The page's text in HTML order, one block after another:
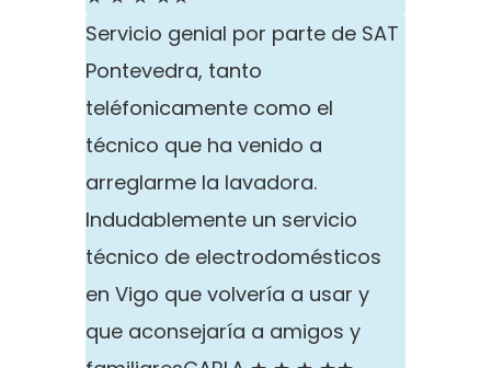
Servicio genial por parte de SAT
Pontevedra, tanto
teléfonicamente como el
técnico que ha venido a
arreglarme la lavadora.
Indudablemente un servicio
técnico de electrodomésticos
en Vigo que volvería a usar y
que aconsejaría a amigos y